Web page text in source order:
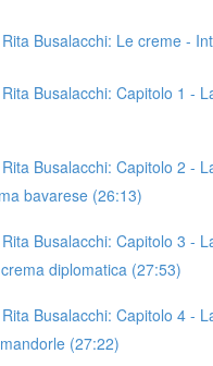
Busalacchi: Le creme -
Busalacchi: Capitolo 1 -
Busalacchi: Capitolo 2 -
bavarese (26:13)
Busalacchi: Capitolo 3 -
diplomatica (27:53)
Busalacchi: Capitolo 4 -
(27:22)